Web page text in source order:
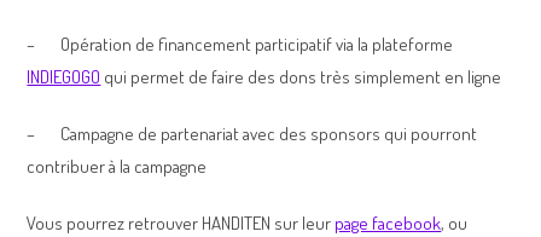
– Opération de financement participatif via la plateforme
INDIEGOGO qui permet de faire des dons très simplement en ligne
– Campagne de partenariat avec des sponsors qui pourront
contribuer à la campagne
Vous pourrez retrouver HANDITEN sur leur page facebook, ou